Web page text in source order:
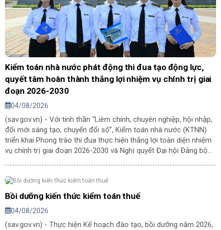
Kiểm toán nhà nước phát động thi đua tạo động lực,
quyết tâm hoàn thành thắng lợi nhiệm vụ chính trị giai
đoạn 2026-2030
04/08/2026
(sav.gov.vn) - Với tinh thần “Liêm chính, chuyên nghiệp, hội nhập,
đổi mới sáng tạo, chuyển đổi số”, Kiểm toán nhà nước (KTNN)
triển khai Phong trào thi đua thực hiện thắng lợi toàn diện nhiệm
vụ chính trị giai đoạn 2026-2030 và Nghị quyết Đại hội Đảng bộ
tiêu tăng trưởng bền vững “2 con số”.
Bồi dưỡng kiến thức kiểm toán thuế
04/08/2026
(sav.gov.vn) - Thực hiện Kế hoạch đào tạo, bồi dưỡng năm 2026,